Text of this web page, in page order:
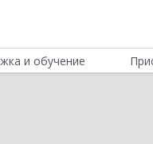
и обучение